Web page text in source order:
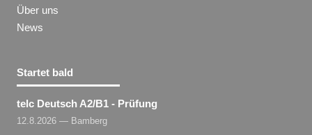
Über uns
News
Startet bald
telc Deutsch A2/B1 - Prüfung
12.8.2026 — Bamberg